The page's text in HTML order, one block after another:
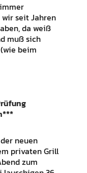
seit Jahren
da weiß
muß sich
beim
neuen
privaten Grill
zum